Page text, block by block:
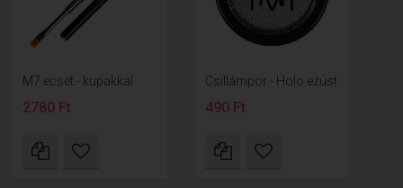
M7 ecset - kupakkal
2780 Ft
Csillámpor - Holo ezüst
490 Ft